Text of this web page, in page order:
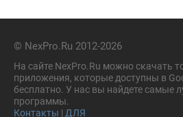
© NexPro.Ru 2012-2026
На сайте NexPro.Ru можно скачать
приложения, которые доступны в
бесплатно. У нас вы найдете самые
программы.
Контакты | ДЛЯ